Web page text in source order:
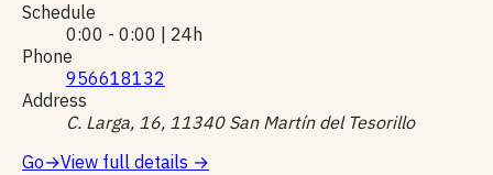
Schedule
0:00 - 0:00 | 24h
Phone
956618132
Address
C. Larga, 16, 11340 San Martín del Tesorillo
Go→View full details →